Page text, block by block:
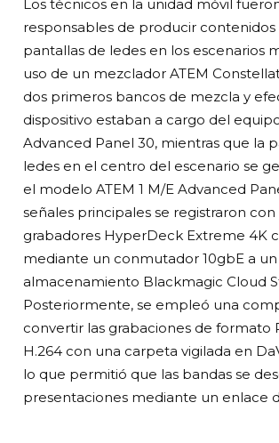
Los técnicos en la unidad móvil
responsables de producir contenidos
pantallas de ledes en los escenarios
uso de un mezclador ATEM
dos primeros bancos de mezcla y
dispositivo estaban a cargo del
Advanced Panel 30, mientras que la
ledes en el centro del escenario se
el modelo ATEM 1 M/E Advanced
señales principales se registraron con
grabadores HyperDeck Extreme 4K
mediante un conmutador 10gbE a
almacenamiento Blackmagic Cloud
Posteriormente, se empleó una
convertir las grabaciones de formato
H.264 con una carpeta vigilada en
lo que permitió que las bandas se
presentaciones mediante un enlace